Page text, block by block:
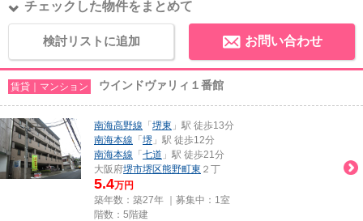
チェックした物件をまとめて
検討リストに追加 お問い合わせ
賃貸｜マンション ウインドヴァリィ１番館
南海高野線 「 堺東 」駅 徒歩13分
南海本線 「 堺 」駅 徒歩12分
南海本線 「 七道 」駅 徒歩21分
大阪府堺市堺区熊野町東 ２丁
5.4万円
築年数：築27年 ｜募集中： 1室
階数：5階建